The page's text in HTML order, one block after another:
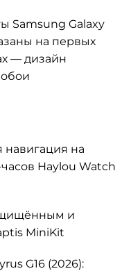
Samsung Galaxy
на первых
— дизайн
навигация на
Haylou Watch
и
MiniKit
G16 (2026):